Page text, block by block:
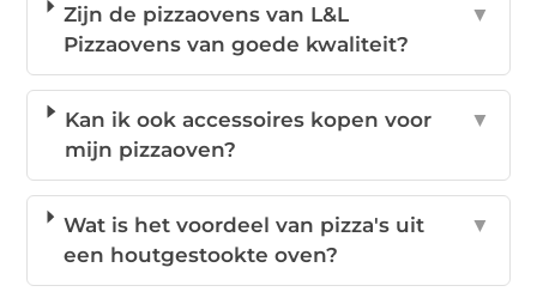
Zijn de pizzaovens van L&L
Pizzaovens van goede kwaliteit?
▼
Kan ik ook accessoires kopen voor
mijn pizzaoven?
▼
Wat is het voordeel van pizza's uit
een houtgestookte oven?
▼